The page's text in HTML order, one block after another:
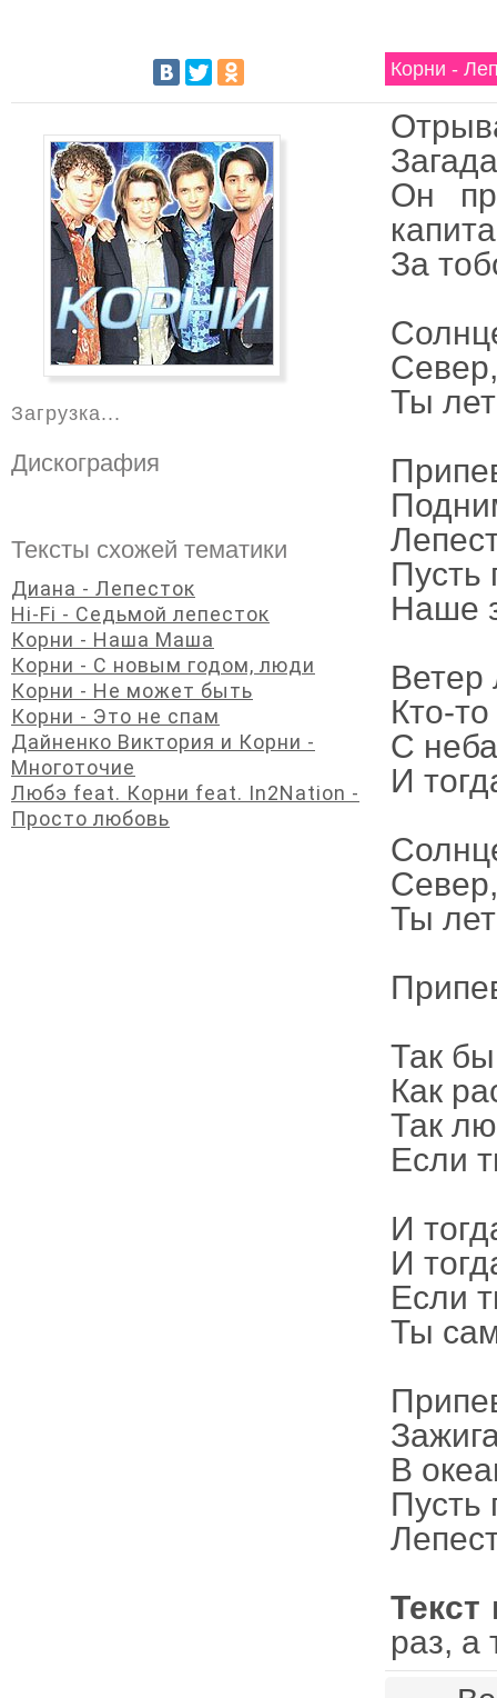
Корни -
Он
За
Ты
Пусть
Наше
Ветер
Кто-
С
И
Ты
Так
Как
Так
Если
И
И
Если
Ты
В
Пусть
Текст
раз, а
Загрузка...
Дискография
Тексты схожей тематики
Диана - Лепесток
Hi-Fi - Седьмой лепесток
Корни - Наша Маша
Корни - С новым годом, люди
Корни - Не может быть
Корни - Это не спам
Дайненко Виктория и Корни -
Многоточие
Любэ feat. Корни feat. In2Nation -
Просто любовь